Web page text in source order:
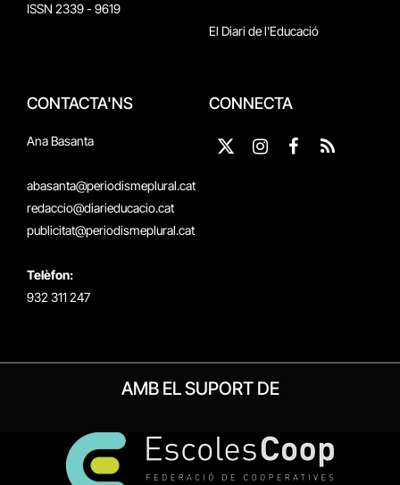
ISSN 2339 - 9619
El Diari de l'Educació
CONTACTA'NS
Ana Basanta
abasanta@periodismeplural.cat
redaccio@diarieducacio.cat
publicitat@periodismeplural.cat
Telèfon:
932 311 247
CONNECTA
X
Instagram
Facebook
RSS
AMB EL SUPORT DE